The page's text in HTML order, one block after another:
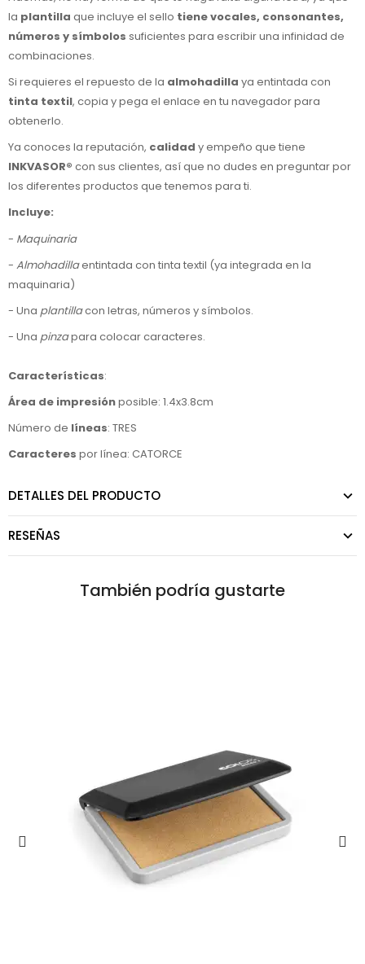
la plantilla que incluye el sello tiene vocales, consonantes,
números y símbolos suficientes para escribir una infinidad de
combinaciones.
Si requieres el repuesto de la almohadilla ya entintada con
tinta textil, copia y pega el enlace en tu navegador para
obtenerlo.
Ya conoces la reputación, calidad y empeño que tiene
INKVASOR® con sus clientes, así que no dudes en preguntar por
los diferentes productos que tenemos para ti.
Incluye:
- Maquinaria
- Almohadillaentintada con tinta textil (ya integrada en la
maquinaria)
- Una plantillacon letras, números y símbolos.
- Una pinzapara colocar caracteres.
Características:
Área de impresiónposible: 1.4x3.8cm
Número de líneas: TRES
Caracteres por línea: CATORCE
DETALLES DEL PRODUCTO
RESEÑAS
También podría gustarte